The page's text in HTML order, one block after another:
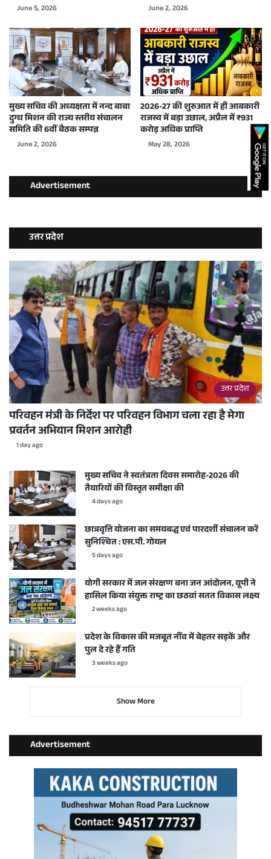
June 5, 2026 June 2, 2026
मुख्य सचिव की अध्यक्षता में नन्द बाबा
दुग्ध मिशन की राज्य स्तरीय संचालन
समिति की 6वीं बैठक सम्पन्न
June 2, 2026
2026-27 की शुरुआत में ही आबकारी
राजस्व में बड़ा उछाल, अप्रैल में ₹931
करोड़ अधिक प्राप्ति
May 28, 2026
Advertisement
उत्तर प्रदेश
उत्तर प्रदेश
परिवहन मंत्री के निर्देश पर परिवहन विभाग चला रहा है मेगा
प्रवर्तन अभियान मिशन आरोही
1 day ago
मुख्य सचिव ने स्वतंत्रता दिवस समारोह-2026 की
तैयारियों की विस्तृत समीक्षा की
4 days ago
छात्रवृत्ति योजना का समयबद्ध एवं पारदर्शी संचालन करें
सुनिश्चित : एस.पी. गोयल
5 days ago
योगी सरकार में जल संरक्षण बना जन आंदोलन, यूपी ने
हासिल किया संयुक्त राष्ट्र का छठवां सतत विकास लक्ष्य
2 weeks ago
प्रदेश के विकास की मजबूत नींव में बेहतर सड़कें और
पुल दे रहे हैं गति
3 weeks ago
Show More
Advertisement